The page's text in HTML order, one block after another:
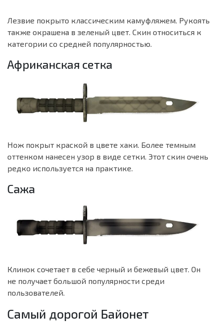
Лезвие покрыто классическим камуфляжем. Рукоять
также окрашена в зеленый цвет. Скин относиться к
категории со средней популярностью.
Африканская сетка
Нож покрыт краской в цвете хаки. Более темным
оттенком нанесен узор в виде сетки. Этот скин очень
редко используется на практике.
Сажа
Клинок сочетает в себе черный и бежевый цвет. Он
не получает большой популярности среди
пользователей.
Самый дорогой Байонет